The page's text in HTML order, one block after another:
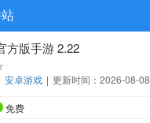
方版手游 2.22
安卓游戏 | 更新时间：2026-08-08
免费